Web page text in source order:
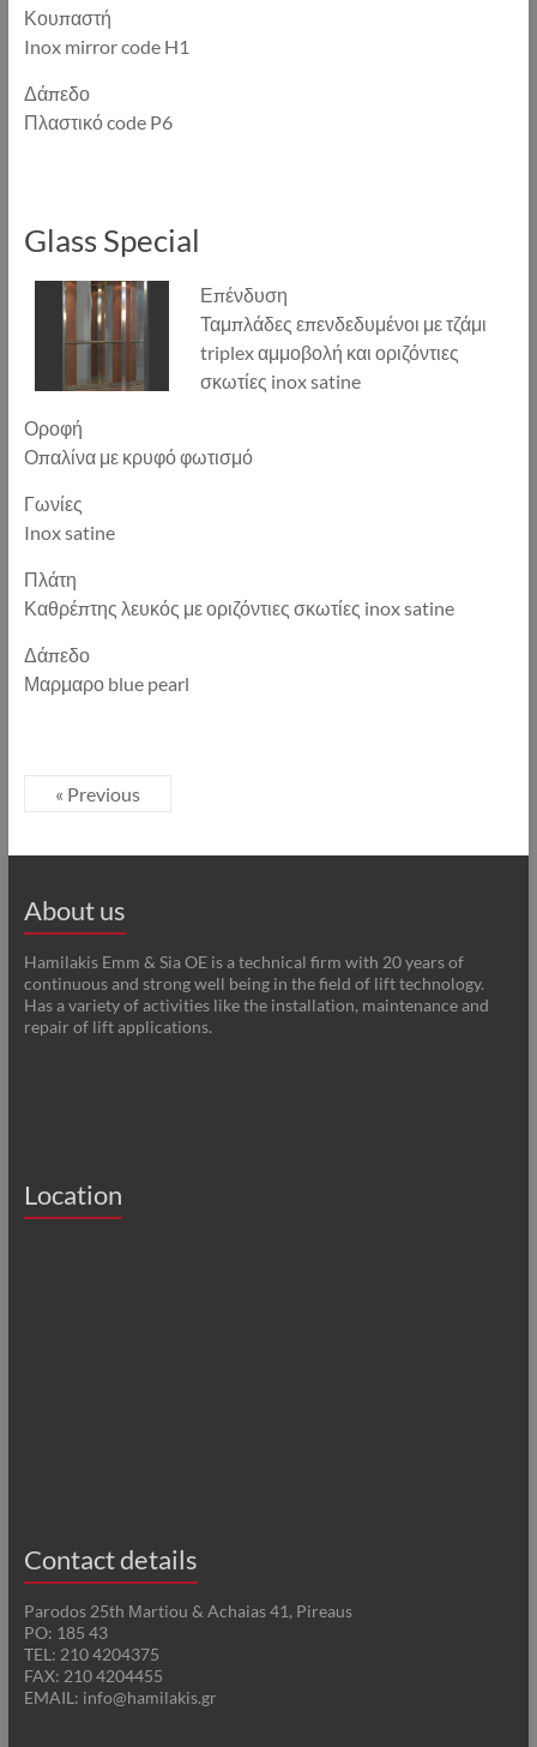
Κουπαστή
Inox mirror code H1
Δάπεδο
Πλαστικό code P6
Glass Special
Επένδυση
Ταμπλάδες επενδεδυμένοι με τζάμι
triplex αμμοβολή και οριζόντιες
σκωτίες inox satine
Οροφή
Οπαλίνα με κρυφό φωτισμό
Γωνίες
Inox satine
Πλάτη
Καθρέπτης λευκός με οριζόντιες σκωτίες inox satine
Δάπεδο
Μαρμαρο blue pearl
« Previous
About us
Hamilakis Emm & Sia OE is a technical firm with 20 years of
continuous and strong well being in the field of lift technology.
Has a variety of activities like the installation, maintenance and
repair of lift applications.
Location
Contact details
Parodos 25th Μartiou & Achaias 41, Pireaus
PO: 185 43
TEL: 210 4204375
FAX: 210 4204455
EMAIL: info@hamilakis.gr